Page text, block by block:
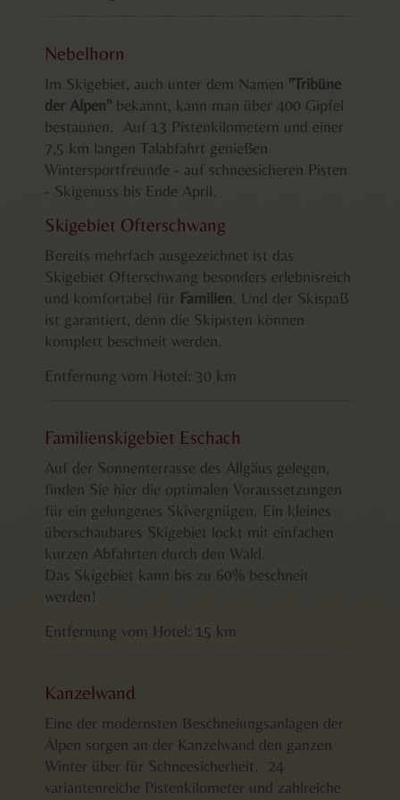
Nebelhorn
Im Skigebiet, auch unter dem Namen "Tribüne
der Alpen" bekannt, kann man über 400 Gipfel
bestaunen. Auf 13 Pistenkilometern und einer
7,5 km langen Talabfahrt genießen
Wintersportfreunde - auf schneesicheren Pisten
- Skigenuss bis Ende April.
Skigebiet Ofterschwang
Bereits mehrfach ausgezeichnet ist das
Skigebiet Ofterschwang besonders erlebnisreich
und komfortabel für Familien . Und der Skispaß
ist garantiert, denn die Skipisten können
komplett beschneit werden.
Entfernung vom Hotel: 30 km
Familienskigebiet Eschach
Auf der Sonnenterrasse des Allgäus gelegen,
finden Sie hier die optimalen Voraussetzungen
für ein gelungenes Skivergnügen. Ein kleines
überschaubares Skigebiet lockt mit einfachen
kurzen Abfahrten durch den Wald.
Das Skigebiet kann bis zu 60% beschneit
werden!
Entfernung vom Hotel: 15 km
Kanzelwand
Eine der modernsten Beschneiungsanlagen der
Alpen sorgen an der Kanzelwand den ganzen
Winter über für Schneesicherheit. 24
variantenreiche Pistenkilometer und zahlreiche